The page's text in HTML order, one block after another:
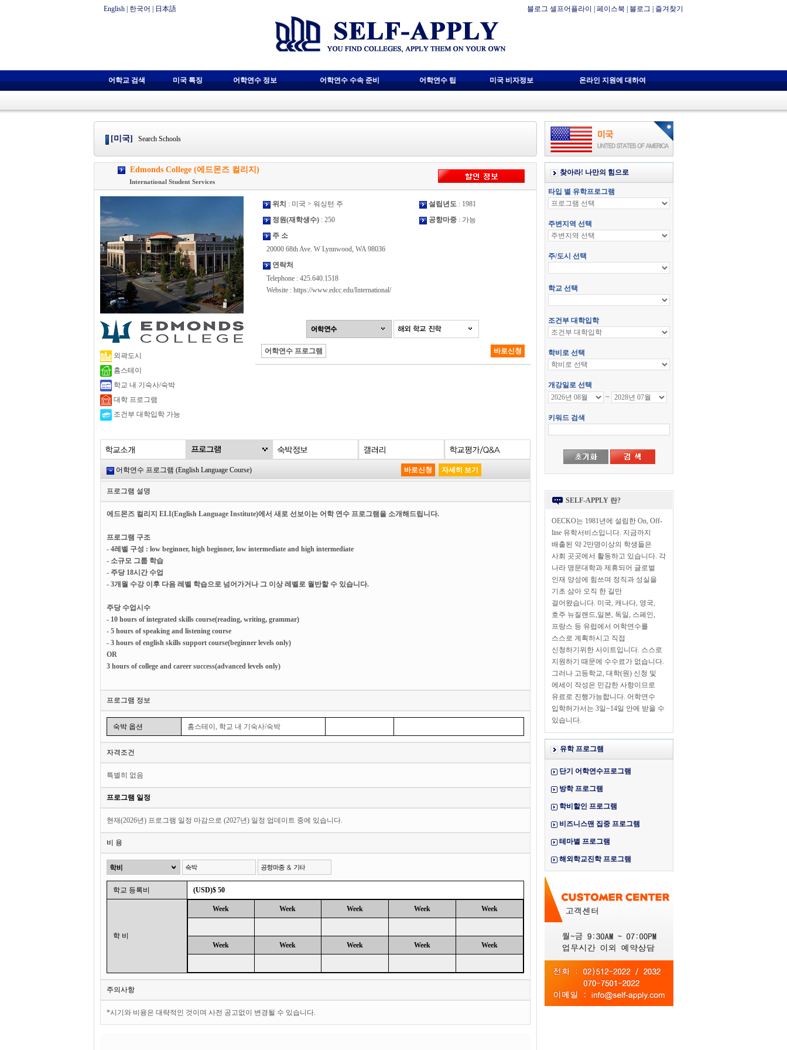
English 한국어 日本語 블로그 셀프어플라이 페이스북 블로그 즐겨찾기
어학교 검색 미국 특징 어학연수 정보 어학연수 수속 준비 어학연수 팁 미국 비자정보 온라인 지원에 대하여
[미국] Search Schools
Edmonds College (에드몬즈 컬리지)
International Student Services
외곽도시
홈스테이
학교 내 기숙사/숙박
대학 프로그램
조건부 대학입학 가능
위치 : 미국 > 워싱턴 주 설립년도: 1981
정원(재학생수): 250 공항마중: 가능
주 소
20000 68th Ave. W Lynnwood, WA 98036
연락처
Telephone : 425.640.1518
Website : https://www.edcc.edu/International/
어학연수 프로그램 바로신청
어학연수 프로그램 (English Language Course) 바로신청 자세히 보기
프로그램 설명
에드몬즈 컬리지 ELI(English Language Institute)에서 새로 선보이는 어학 연수 프로그램을 소개해드립니다.
프로그램 구조
- 4레벨 구성 : low beginner, high beginner, low intermediate and high intermediate
- 소규모 그룹 학습
- 주당 18시간 수업
- 3개월 수강 이후 다음 레벨 학습으로 넘어가거나 그 이상 레벨로 월반할 수 있습니다.
주당 수업시수
- 10 hours of integrated skills course(reading, writing, grammar)
- 5 hours of speaking and listening course
- 3 hours of english skills support course(beginner levels only)
OR
3 hours of college and career success(advanced levels only)
프로그램 정보
숙박 옵션 홈스테이, 학교 내 기숙사/숙박
자격조건
특별히 없음
프로그램 일정
현재(2026년) 프로그램 일정 마감으로 (2027년) 일정 업데이트 중에 있습니다.
비 용
학교 등록비 (USD)$ 50
학 비
Week Week Week Week Week
Week Week Week Week Week
주의사항
*시기와 비용은 대략적인 것이며 사전 공고없이 변경될 수 있습니다.
SELF-APPLY 란?
OECKO는 1981년에 설립한 On, Off-
line 유학서비스입니다. 지금까지
배출된 약 2만명이상의 학생들은
사회 곳곳에서 활동하고 있습니다. 각
나라 명문대학과 제휴되어 글로벌
인재 양성에 힘쓰며 정직과 성실을
기초 삼아 오직 한 길만
걸어왔습니다. 미국, 캐나다, 영국,
호주 뉴질랜드,일본, 독일, 스페인,
프랑스 등 유럽에서 어학연수를
스스로 계획하시고 직접
신청하기위한 사이트입니다. 스스로
지원하기 때문에 수수료가 없습니다.
그러나 고등학교, 대학(원) 신청 및
에세이 작성은 민감한 사항이므로
유료로 진행가능합니다. 어학연수
입학허가서는 3일~14일 안에 받을 수
있습니다.
유학 프로그램
단기 어학연수프로그램
방학 프로그램
학비할인 프로그램
비즈니스맨 집중 프로그램
테마별 프로그램
해외학교진학 프로그램